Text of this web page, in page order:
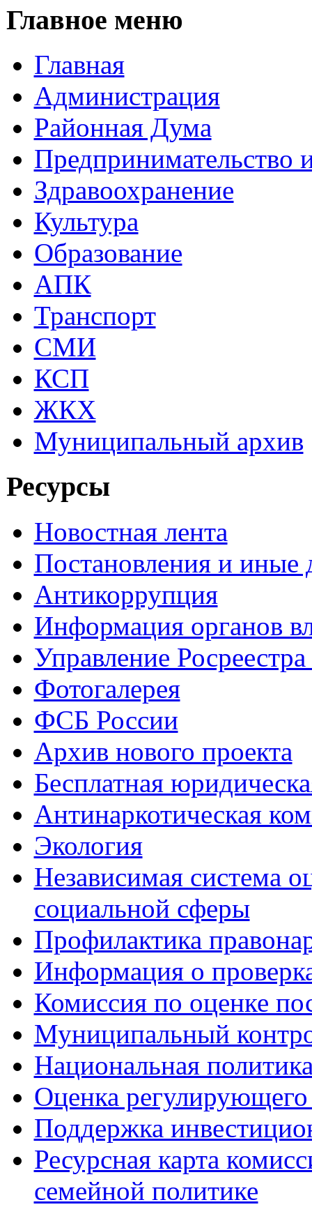
Главное меню
Главная
Администрация
Районная Дума
Предпринимательство
Здравоохранение
Культура
Образование
АПК
Транспорт
СМИ
КСП
ЖКХ
Муниципальный архив
Ресурсы
Новостная лента
Постановления и иные
Антикоррупция
Информация органов
Управление
Фотогалерея
ФСБ России
Архив нового проекта
Бесплатная
Антинаркотическая
Экология
Независимая система
социальной сферы
Профилактика
Информация о
Комиссия по оценке
Муниципальный
Национальная
Оценка регулирующего
Поддержка
Ресурсная карта
семейной политике